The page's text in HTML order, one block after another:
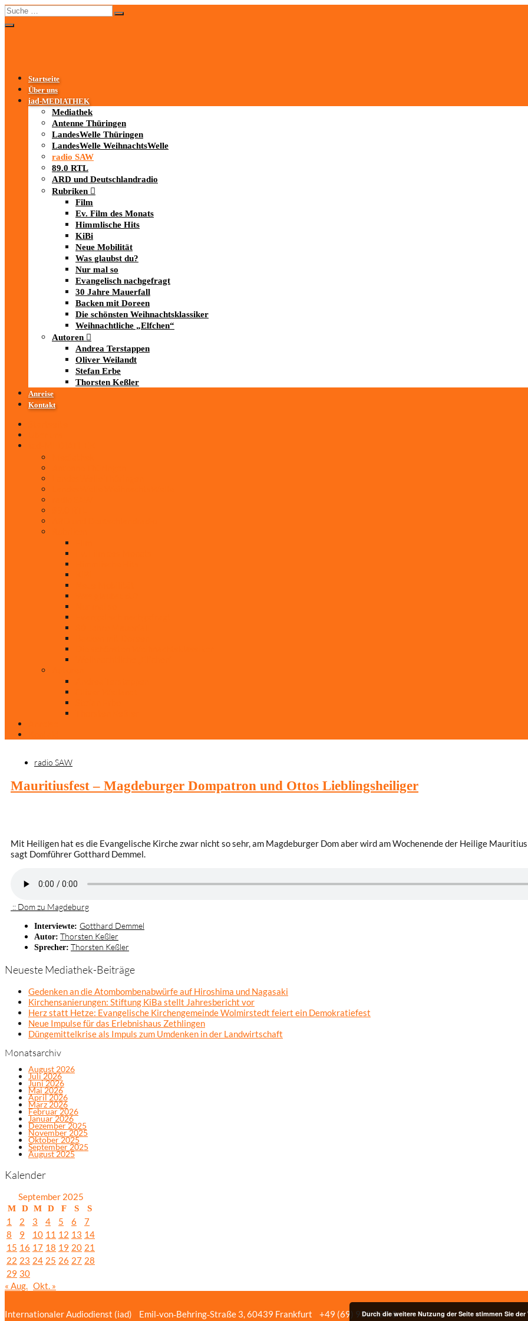
Startseite
Über uns
iad-MEDIATHEK
Mediathek
Antenne Thüringen
LandesWelle Thüringen
LandesWelle WeihnachtsWelle
radio SAW
89.0 RTL
ARD und Deutschlandradio
Rubriken
Film
Ev. Film des Monats
Himmlische Hits
KiBi
Neue Mobilität
Was glaubst du?
Nur mal so
Evangelisch nachgefragt
30 Jahre Mauerfall
Backen mit Doreen
Die schönsten Weihnachtsklassiker
Weihnachtliche „Elfchen“
Autoren
Andrea Terstappen
Oliver Weilandt
Stefan Erbe
Thorsten Keßler
Anreise
Kontakt
radio SAW
Mauritiusfest – Magdeburger Dompatron und Ottos Lieblingsheiliger
Mit Heiligen hat es die Evangelische Kirche zwar nicht so sehr, am Magdeburger Dom aber wird am Wochenende der Heilige
sagt Domführer Gotthard Demmel.
:: Dom zu Magdeburg
Interviewte: Gotthard Demmel
Autor: Thorsten Keßler
Sprecher: Thorsten Keßler
Neueste Mediathek-Beiträge
Gedenken an die Atombombenabwürfe auf Hiroshima und Nagasaki
Kirchensanierungen: Stiftung KiBa stellt Jahresbericht vor
Herz statt Hetze: Evangelische Kirchengemeinde Wolmirstedt feiert ein Demokratiefest
Neue Impulse für das Erlebnishaus Zethlingen
Düngemittelkrise als Impuls zum Umdenken in der Landwirtschaft
Monatsarchiv
August 2026
Juli 2026
Juni 2026
Mai 2026
April 2026
März 2026
Februar 2026
Januar 2026
Dezember 2025
November 2025
Oktober 2025
September 2025
August 2025
Kalender
September 2025
M D M D F S S
1 2 3 4 5 6
7
8
9 10 11 12 13 14
15 16 17 18 19 20 21
22 23 24 25 26 27 28
29 30
« Aug. Okt. »
Internationaler Audiodienst (iad) Emil‑von‑Behring‑Straße 3, 60439 Frankfurt +49 (69) 958 037‑0Bildnachweise Impressum/
Durch die weitere Nutzung der Seite stimmen Sie